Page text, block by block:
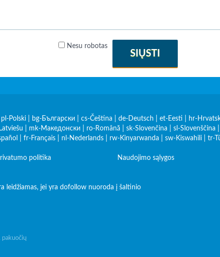
Nesu robotas
SIŲSTI
pl-Polski bg-Български cs-Čeština de-Deutsch et-Eesti
hr-
mk-Македонски ro-Română sk-Slovenčina sl-Slovenščina
fr-Français nl-Nederlands rw-Kinyarwanda sw-Kiswahili tr-
politika Naudojimo sąlygos
leidžiamas, jei yra dofollow nuoroda į šaltinio